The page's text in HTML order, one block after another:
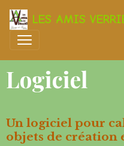
LES AMIS
Logiciel
Un logiciel pour
objets de création